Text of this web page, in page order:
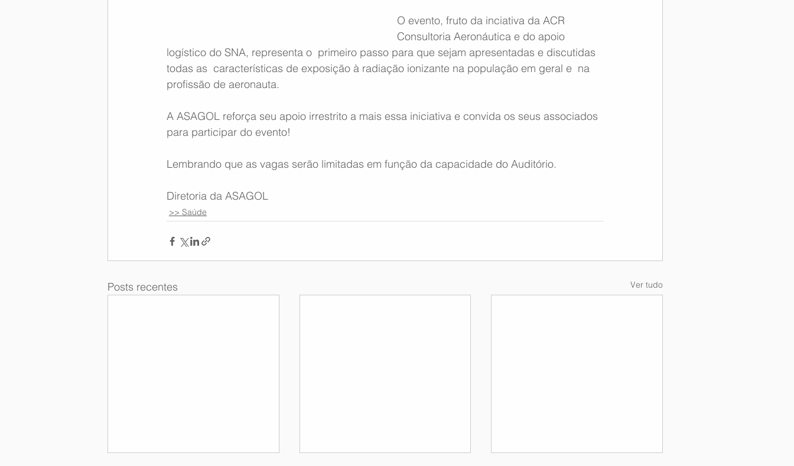
O evento, fruto da inciativa da ACR
Consultoria Aeronáutica e do apoio
logístico do SNA, representa o  primeiro passo para que sejam apresentadas e discutidas
todas as  características de exposição à radiação ionizante na população em geral e  na
profissão de aeronauta.
A ASAGOL reforça seu apoio irrestrito a mais essa iniciativa e convida os seus associados
para participar do evento!
Lembrando que as vagas serão limitadas em função da capacidade do Auditório.
Diretoria da ASAGOL
>> Saúde
Posts recentes Ver tudo